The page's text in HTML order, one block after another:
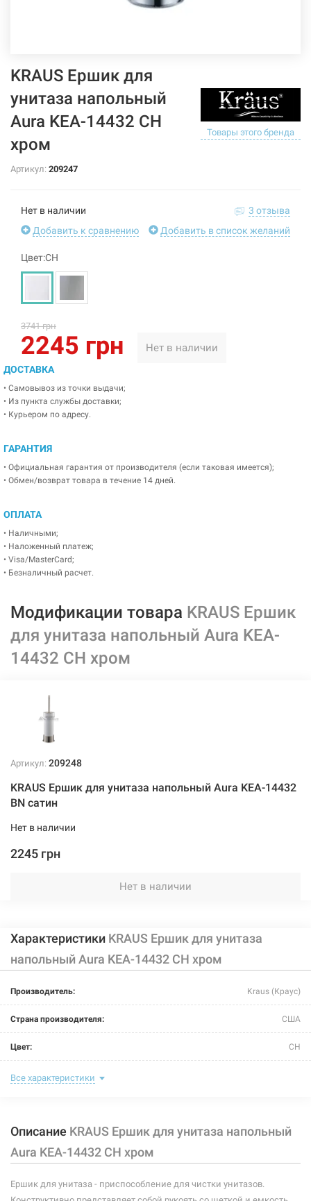
KRAUS Ершик для
унитаза напольный
Aura KEA-14432 CH
хром
Товары этого бренда
Артикул: 209247
Нет в наличии
3 отзыва
Добавить к сравнению
Добавить в список желаний
Цвет:CH
3741 грн
2245 грн Нет в наличии
ДОСТАВКА
• Самовывоз из точки выдачи;
• Из пункта службы доставки;
• Курьером по адресу.
ГАРАНТИЯ
• Официальная гарантия от производителя (если таковая имеется);
• Обмен/возврат товара в течение 14 дней.
ОПЛАТА
• Наличными;
• Наложенный платеж;
• Visa/MasterCard;
• Безналичный расчет.
Модификации товара KRAUS Ершик
для унитаза напольный Aura KEA-
14432 CH хром
Артикул: 209248
KRAUS Ершик для унитаза напольный Aura KEA-14432
BN сатин
Нет в наличии
2245 грн
Нет в наличии
Характеристики KRAUS Ершик для унитаза
напольный Aura KEA-14432 CH хром
Производитель: Kraus (Краус)
Страна производителя: США
Цвет: CH
Материал:
Все характеристики
Описание KRAUS Ершик для унитаза напольный
Aura KEA-14432 CH хром
Ершик для унитаза - приспособление для чистки унитазов.